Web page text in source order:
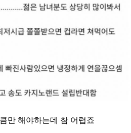
만 해야하는데 참 어렵죠